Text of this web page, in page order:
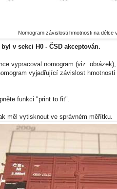
Nomogram závislosti hmotnosti na
v sekci H0 - ČSD akceptován.
vypracoval nomogram (viz.
vyjadřující závislost
funkci "print to fit".
měl vytisknout ve správném měřítku.